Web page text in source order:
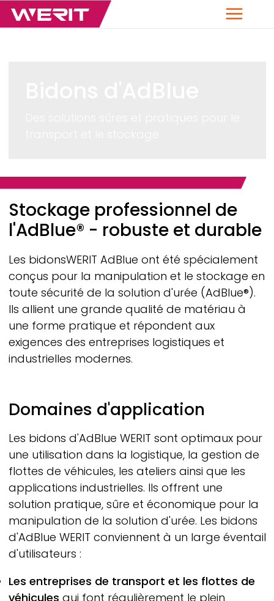
Menu
Breadcrumb
Stockage professionnel de
l'AdBlue® - robuste et durable
Les bidonsWERIT AdBlue ont été spécialement
conçus pour la manipulation et le stockage en
toute sécurité de la solution d'urée (AdBlue®).
Ils allient une grande qualité de matériau à
une forme pratique et répondent aux
exigences des entreprises logistiques et
industrielles modernes.
Domaines d'application
Les bidons d'AdBlue WERIT sont optimaux pour
une utilisation dans la logistique, la gestion de
flottes de véhicules, les ateliers ainsi que les
applications industrielles. Ils offrent une
solution pratique, sûre et économique pour la
manipulation de la solution d'urée. Les bidons
d'AdBlue WERIT conviennent à un large éventail
d'utilisateurs :
Les entreprises de transport et les flottes de
véhicules qui font régulièrement le plein